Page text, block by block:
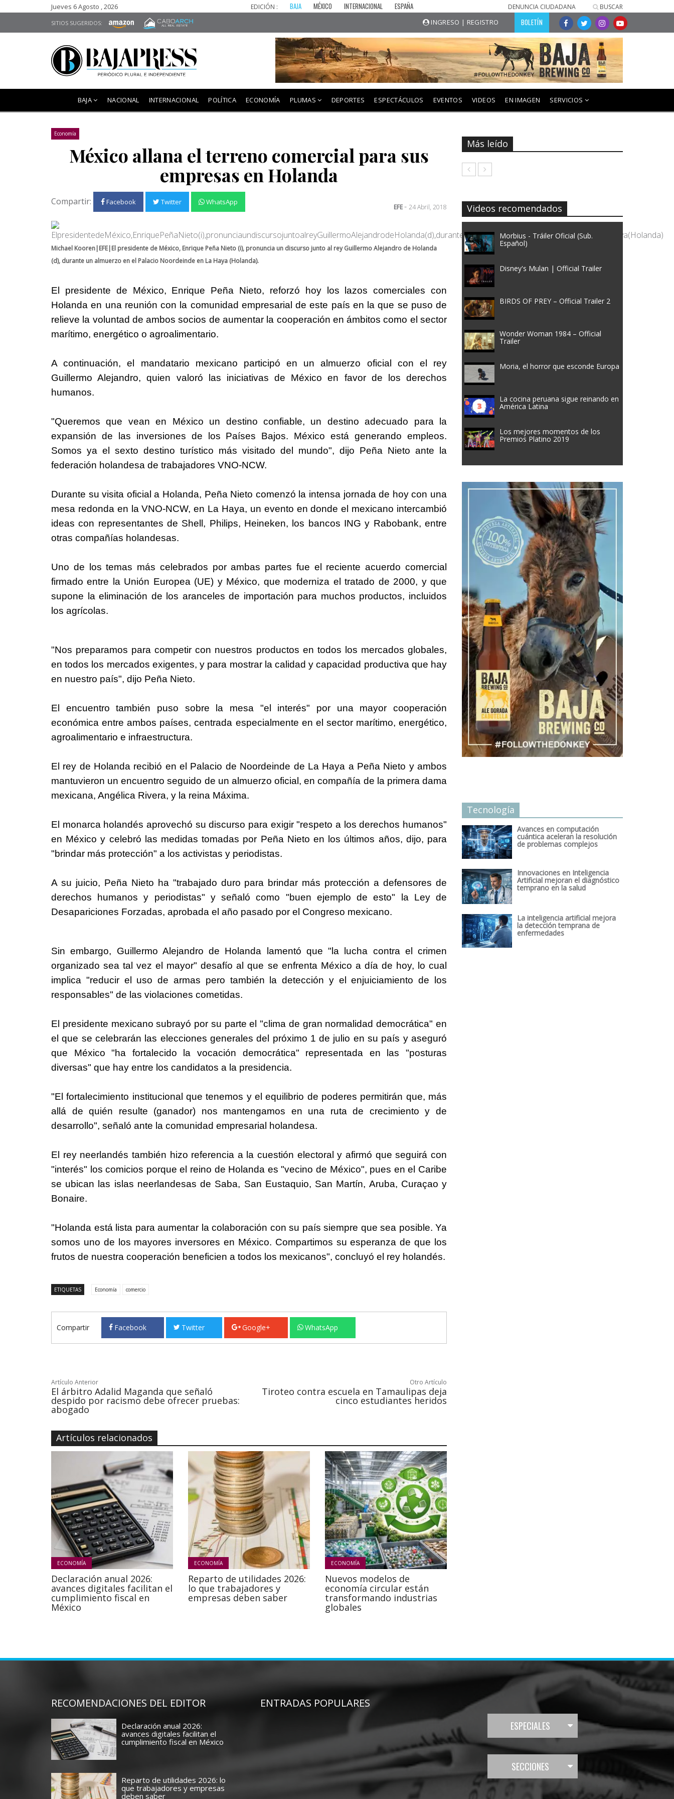
Jueves 6 Agosto , 2026 EDICIÓN : BAJA MÉXICO INTERNACIONAL ESPAÑA DENUNCIA CIUDADANA BUSCAR
SITIOS SUGERIDOS: INGRESO | REGISTRO BOLETÍN
BAJA NACIONAL INTERNACIONAL POLÍTICA ECONOMÍA PLUMAS DEPORTES ESPECTÁCULOS EVENTOS VIDEOS EN IMAGEN SERVICIOS
Economía
México allana el terreno comercial para sus
empresas en Holanda
Compartir: Facebook Twitter WhatsApp
EFE- 24 Abril, 2018
Michael Kooren|EFE|El presidente de México, Enrique Peña Nieto (i), pronuncia un discurso junto al rey Guillermo Alejandro de Holanda
(d), durante un almuerzo en el Palacio Noordeinde en La Haya (Holanda).
El presidente de México, Enrique Peña Nieto, reforzó hoy los lazos comerciales con
Holanda en una reunión con la comunidad empresarial de este país en la que se puso de
relieve la voluntad de ambos socios de aumentar la cooperación en ámbitos como el sector
marítimo, energético o agroalimentario.
A continuación, el mandatario mexicano participó en un almuerzo oficial con el rey
Guillermo Alejandro, quien valoró las iniciativas de México en favor de los derechos
humanos.
"Queremos que vean en México un destino confiable, un destino adecuado para la
expansión de las inversiones de los Países Bajos. México está generando empleos.
Somos ya el sexto destino turístico más visitado del mundo", dijo Peña Nieto ante la
federación holandesa de trabajadores VNO-NCW.
Durante su visita oficial a Holanda, Peña Nieto comenzó la intensa jornada de hoy con una
mesa redonda en la VNO-NCW, en La Haya, un evento en donde el mexicano intercambió
ideas con representantes de Shell, Philips, Heineken, los bancos ING y Rabobank, entre
otras compañías holandesas.
Uno de los temas más celebrados por ambas partes fue el reciente acuerdo comercial
firmado entre la Unión Europea (UE) y México, que moderniza el tratado de 2000, y que
supone la eliminación de los aranceles de importación para muchos productos, incluidos
los agrícolas.
"Nos preparamos para competir con nuestros productos en todos los mercados globales,
en todos los mercados exigentes, y para mostrar la calidad y capacidad productiva que hay
en nuestro país", dijo Peña Nieto.
El encuentro también puso sobre la mesa "el interés" por una mayor cooperación
económica entre ambos países, centrada especialmente en el sector marítimo, energético,
agroalimentario e infraestructura.
El rey de Holanda recibió en el Palacio de Noordeinde de La Haya a Peña Nieto y ambos
mantuvieron un encuentro seguido de un almuerzo oficial, en compañía de la primera dama
mexicana, Angélica Rivera, y la reina Máxima.
El monarca holandés aprovechó su discurso para exigir "respeto a los derechos humanos"
en México y celebró las medidas tomadas por Peña Nieto en los últimos años, dijo, para
"brindar más protección" a los activistas y periodistas.
A su juicio, Peña Nieto ha "trabajado duro para brindar más protección a defensores de
derechos humanos y periodistas" y señaló como "buen ejemplo de esto" la Ley de
Desapariciones Forzadas, aprobada el año pasado por el Congreso mexicano.
Sin embargo, Guillermo Alejandro de Holanda lamentó que "la lucha contra el crimen
organizado sea tal vez el mayor" desafío al que se enfrenta México a día de hoy, lo cual
implica "reducir el uso de armas pero también la detección y el enjuiciamiento de los
responsables" de las violaciones cometidas.
El presidente mexicano subrayó por su parte el "clima de gran normalidad democrática" en
el que se celebrarán las elecciones generales del próximo 1 de julio en su país y aseguró
que México "ha fortalecido la vocación democrática" representada en las "posturas
diversas" que hay entre los candidatos a la presidencia.
"El fortalecimiento institucional que tenemos y el equilibrio de poderes permitirán que, más
allá de quién resulte (ganador) nos mantengamos en una ruta de crecimiento y de
desarrollo", señaló ante la comunidad empresarial holandesa.
El rey neerlandés también hizo referencia a la cuestión electoral y afirmó que seguirá con
"interés" los comicios porque el reino de Holanda es "vecino de México", pues en el Caribe
se ubican las islas neerlandesas de Saba, San Eustaquio, San Martín, Aruba, Curaçao y
Bonaire.
"Holanda está lista para aumentar la colaboración con su país siempre que sea posible. Ya
somos uno de los mayores inversores en México. Compartimos su esperanza de que los
frutos de nuestra cooperación beneficien a todos los mexicanos", concluyó el rey holandés.
ETIQUETAS Economía comercio
Compartir Facebook Twitter Google+ WhatsApp
Artículo Anterior
El árbitro Adalid Maganda que señaló
despido por racismo debe ofrecer pruebas:
abogado
Otro Artículo
Tiroteo contra escuela en Tamaulipas deja
cinco estudiantes heridos
Artículos relacionados
ECONOMÍA
Declaración anual 2026:
avances digitales facilitan el
cumplimiento fiscal en
México
ECONOMÍA
Reparto de utilidades 2026:
lo que trabajadores y
empresas deben saber
ECONOMÍA
Nuevos modelos de
economía circular están
transformando industrias
globales
Más leído
Videos recomendados
Morbius - Tráiler Oficial (Sub.
Español)
Disney's Mulan | Official Trailer
BIRDS OF PREY – Official Trailer 2
Wonder Woman 1984 – Official
Trailer
Moria, el horror que esconde Europa
La cocina peruana sigue reinando en
América Latina
Los mejores momentos de los
Premios Platino 2019
Tecnología
Avances en computación
cuántica aceleran la resolución
de problemas complejos
Innovaciones en Inteligencia
Artificial mejoran el diagnóstico
temprano en la salud
La inteligencia artificial mejora
la detección temprana de
enfermedades
RECOMENDACIONES DEL EDITOR
Declaración anual 2026:
avances digitales facilitan el
cumplimiento fiscal en México
Reparto de utilidades 2026: lo
que trabajadores y empresas
deben saber
ENTRADAS POPULARES
ESPECIALES
SECCIONES